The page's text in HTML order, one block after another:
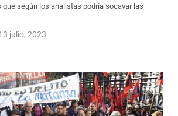
según los analistas podría socavar las
julio, 2023